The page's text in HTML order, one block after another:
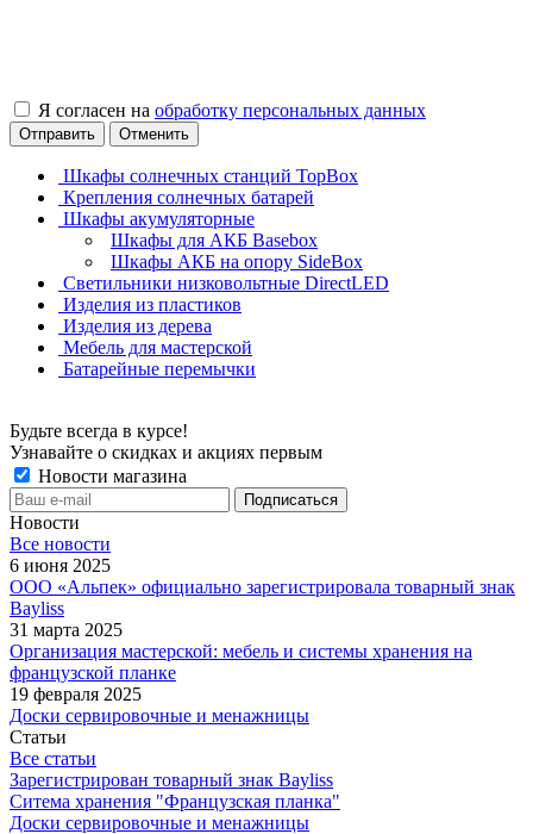
Я согласен на обработку персональных данных
Отправить Отменить
Шкафы солнечных станций TopBox
Крепления солнечных батарей
Шкафы акумуляторные
Шкафы для АКБ Basebox
Шкафы АКБ на опору SideBox
Светильники низковольтные DirectLED
Изделия из пластиков
Изделия из дерева
Мебель для мастерской
Батарейные перемычки
Будьте всегда в курсе!
Узнавайте о скидках и акциях первым
Новости магазина
Новости
Все новости
6 июня 2025
ООО «Альпек» официально зарегистрировала товарный знак
Bayliss
31 марта 2025
Организация мастерской: мебель и системы хранения на
французской планке
19 февраля 2025
Доски сервировочные и менажницы
Статьи
Все статьи
Зарегистрирован товарный знак Bayliss
Ситема хранения "Французская планка"
Доски сервировочные и менажницы